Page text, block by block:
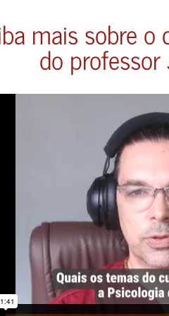
mais sobre o
do